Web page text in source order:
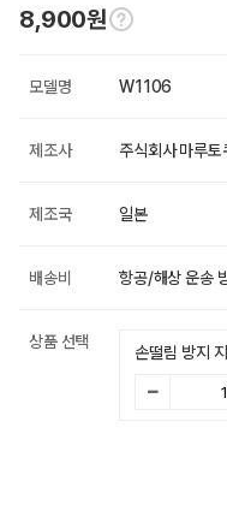
8,900원
모델명 W1106
제조사 주식회사 마루토
제조국 일본
배송비 항공/해상 운송
상품 선택
손떨림 방지